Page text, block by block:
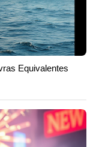
Equivalentes